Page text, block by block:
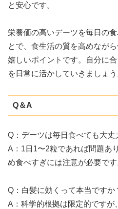
と安心です。
栄養価の高いデーツを毎日の
とで、食生活の質を高めなが
嬉しいポイントです。自分に
を日常に活かしていきましょう
Q＆A
Q：デーツは毎日食べても大丈
A：1日1〜2粒であれば問題あ
め食べすぎには注意が必要です
Q：白髪に効くって本当ですか
A：科学的根拠は限定的です